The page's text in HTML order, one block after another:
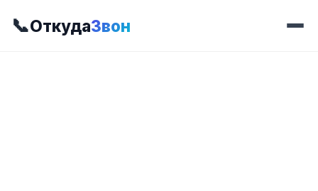
📞ОткудаЗвон